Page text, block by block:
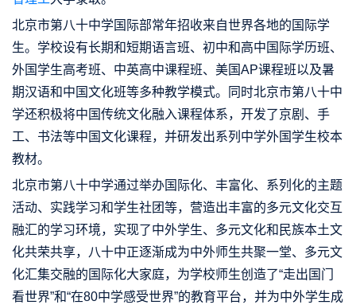
北京市第八十中学国际部常年招收来自世界各地的国际学
生。学校设有长期和短期语言班、初中和高中国际学历班、
外国学生高考班、中英高中课程班、美国AP课程班以及暑
期汉语和中国文化班等多种教学模式。同时北京市第八十中
学还积极将中国传统文化融入课程体系，开发了京剧、手
工、书法等中国文化课程，并研发出系列中学外国学生校本
教材。
北京市第八十中学通过举办国际化、丰富化、系列化的主题
活动、实践学习和学生社团等，营造出丰富的多元文化交互
融汇的学习环境，实现了中外学生、多元文化和民族本土文
化共荣共享，八十中正逐渐成为中外师生共聚一堂、多元文
化汇集交融的国际化大家庭，为学校师生创造了“走出国门
看世界”和“在80中学感受世界”的教育平台，并为中外学生成